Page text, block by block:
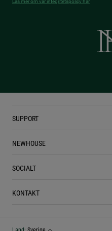
Läs mer om vår integritetspolicy här
SUPPORT
NEWHOUSE
SOCIALT
KONTAKT